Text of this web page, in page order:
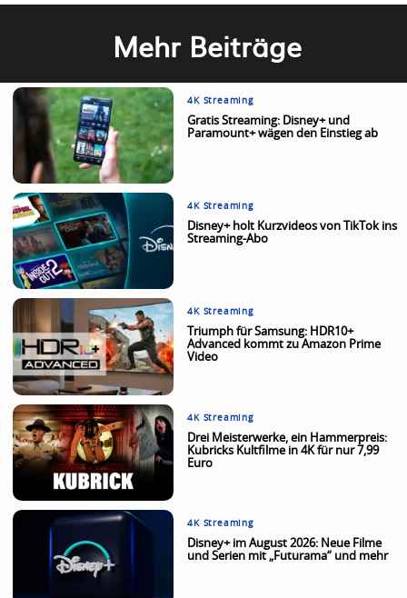
Mehr Beiträge
4K Streaming
Gratis Streaming: Disney+ und
Paramount+ wägen den Einstieg ab
4K Streaming
Disney+ holt Kurzvideos von TikTok ins
Streaming-Abo
4K Streaming
Triumph für Samsung: HDR10+
Advanced kommt zu Amazon Prime
Video
4K Streaming
Drei Meisterwerke, ein Hammerpreis:
Kubricks Kultfilme in 4K für nur 7,99
Euro
4K Streaming
Disney+ im August 2026: Neue Filme
und Serien mit „Futurama“ und mehr